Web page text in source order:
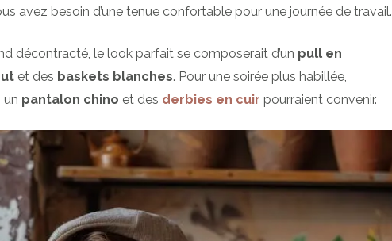
avez besoin d’une tenue confortable pour une journée de travail.
décontracté, le look parfait se composerait d’un pull en
et des baskets blanches. Pour une soirée plus habillée,
un pantalon chino et des derbies en cuir pourraient convenir.